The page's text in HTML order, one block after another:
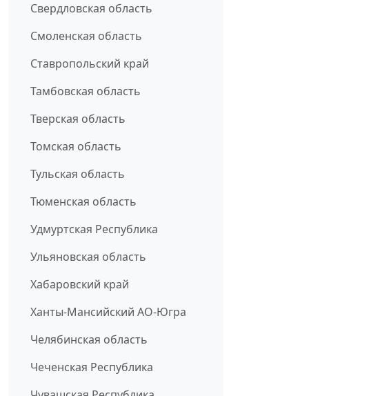
Свердловская область
Смоленская область
Ставропольский край
Тамбовская область
Тверская область
Томская область
Тульская область
Тюменская область
Удмуртская Республика
Ульяновская область
Хабаровский край
Ханты-Мансийский АО-Югра
Челябинская область
Чеченская Республика